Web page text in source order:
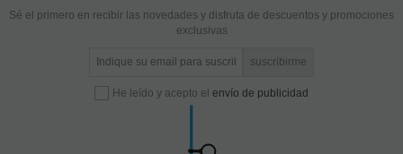
Sé el primero en recibir las novedades y disfruta de descuentos y promociones
exclusivas
He leído y acepto el envío de publicidad